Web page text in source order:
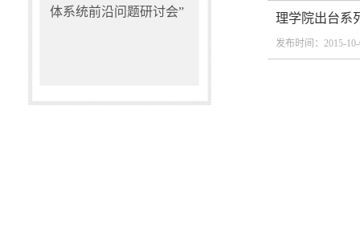
体系统前沿问题研讨会”
理学院出台系
发布时间：2015-